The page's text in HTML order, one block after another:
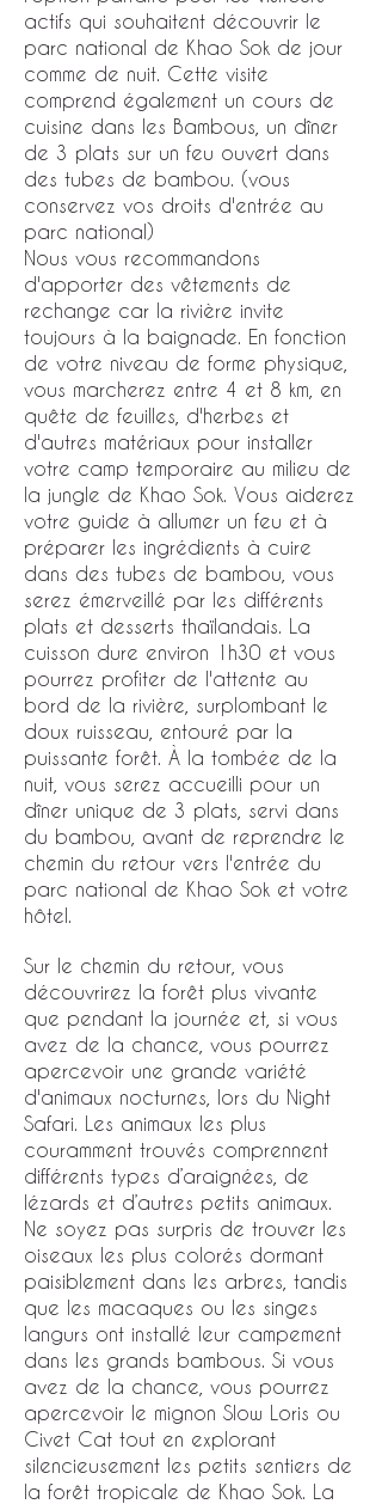
actifs qui souhaitent découvrir le
parc national de Khao Sok de jour
comme de nuit. Cette visite
comprend également un cours de
cuisine dans les Bambous, un dîner
de 3 plats sur un feu ouvert dans
des tubes de bambou. (vous
conservez vos droits d'entrée au
parc national)
Nous vous recommandons
d'apporter des vêtements de
rechange car la rivière invite
toujours à la baignade. En fonction
de votre niveau de forme physique,
vous marcherez entre 4 et 8 km, en
quête de feuilles, d'herbes et
d'autres matériaux pour installer
votre camp temporaire au milieu de
la jungle de Khao Sok. Vous aiderez
votre guide à allumer un feu et à
préparer les ingrédients à cuire
dans des tubes de bambou, vous
serez émerveillé par les différents
plats et desserts thaïlandais. La
cuisson dure environ 1h30 et vous
pourrez profiter de l'attente au
bord de la rivière, surplombant le
doux ruisseau, entouré par la
puissante forêt. À la tombée de la
nuit, vous serez accueilli pour un
dîner unique de 3 plats, servi dans
du bambou, avant de reprendre le
chemin du retour vers l'entrée du
parc national de Khao Sok et votre
hôtel.
Sur le chemin du retour, vous
découvrirez la forêt plus vivante
que pendant la journée et, si vous
avez de la chance, vous pourrez
apercevoir une grande variété
d'animaux nocturnes, lors du Night
Safari. Les animaux les plus
couramment trouvés comprennent
différents types d’araignées, de
lézards et d’autres petits animaux.
Ne soyez pas surpris de trouver les
oiseaux les plus colorés dormant
paisiblement dans les arbres, tandis
que les macaques ou les singes
langurs ont installé leur campement
dans les grands bambous. Si vous
avez de la chance, vous pourrez
apercevoir le mignon Slow Loris ou
Civet Cat tout en explorant
silencieusement les petits sentiers de
la forêt tropicale de Khao Sok. La